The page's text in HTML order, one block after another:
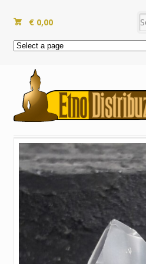
€ 0,00